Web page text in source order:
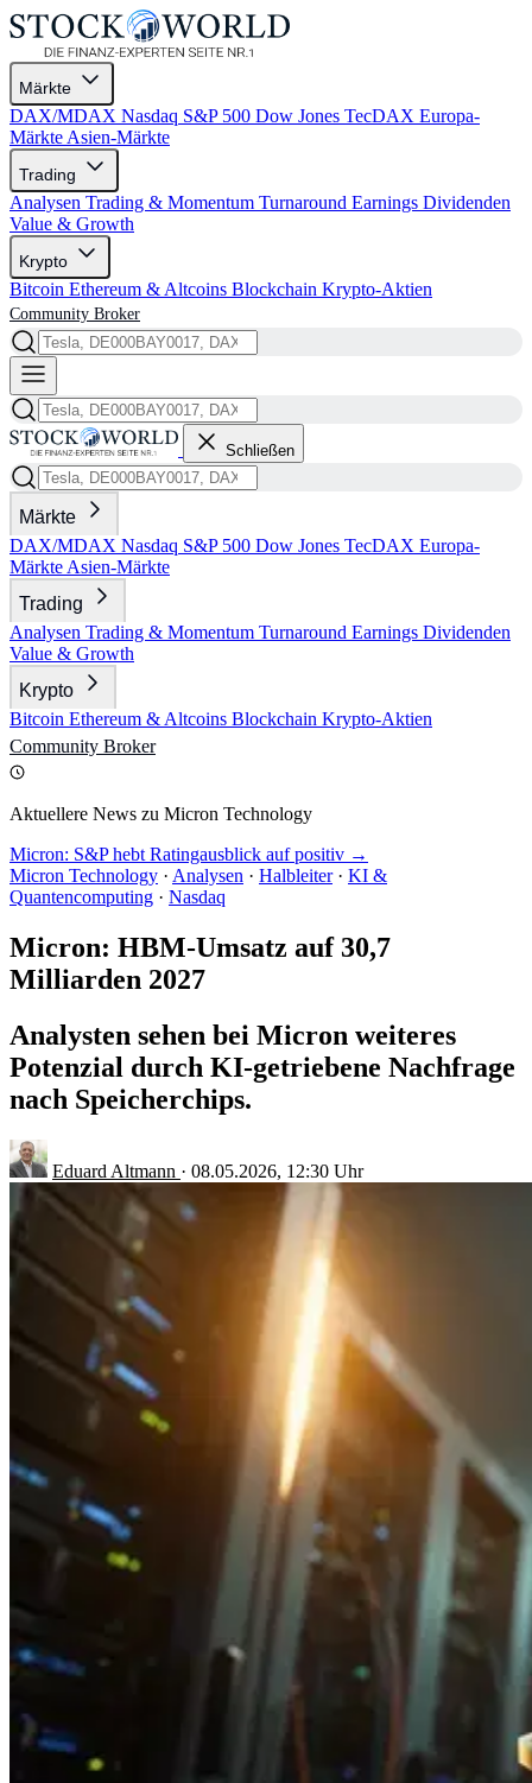
Märkte
DAX/MDAX Nasdaq S&P 500 Dow Jones TecDAX Europa-
Märkte Asien-Märkte
Trading
Analysen Trading & Momentum Turnaround Earnings Dividenden
Value & Growth
Krypto
Bitcoin Ethereum & Altcoins Blockchain Krypto-Aktien
Community Broker
Schließen
Märkte
DAX/MDAX Nasdaq S&P 500 Dow Jones TecDAX Europa-
Märkte Asien-Märkte
Trading
Analysen Trading & Momentum Turnaround Earnings Dividenden
Value & Growth
Krypto
Bitcoin Ethereum & Altcoins Blockchain Krypto-Aktien
Community Broker
Aktuellere News zu Micron Technology
Micron: S&P hebt Ratingausblick auf positiv →
Micron Technology · Analysen · Halbleiter · KI &
Quantencomputing · Nasdaq
Micron: HBM-Umsatz auf 30,7
Milliarden 2027
Analysten sehen bei Micron weiteres
Potenzial durch KI-getriebene Nachfrage
nach Speicherchips.
Eduard Altmann · 08.05.2026, 12:30 Uhr